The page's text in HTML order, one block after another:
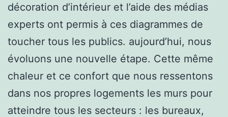
décoration d’intérieur et l’aide des médias
experts ont permis à ces diagrammes de
toucher tous les publics. aujourd’hui, nous
évoluons une nouvelle étape. Cette même
chaleur et ce confort que nous ressentons
dans nos propres logements les murs pour
atteindre tous les secteurs : les bureaux,